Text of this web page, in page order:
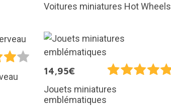
Voitures miniatures Hot Wheels
14,95€
Jouets miniatures
emblématiques